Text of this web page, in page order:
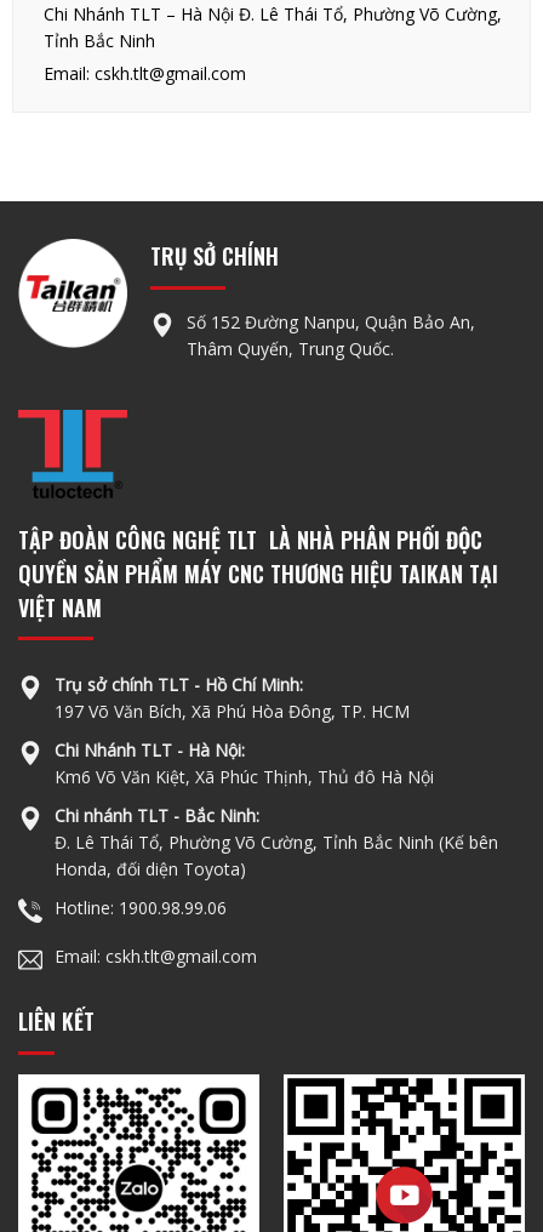
Chi Nhánh TLT – Hà Nội Đ. Lê Thái Tổ, Phường Võ Cường,
Tỉnh Bắc Ninh
Email: cskh.tlt@gmail.com
TRỤ SỞ CHÍNH
Số 152 Đường Nanpu, Quận Bảo An,
Thâm Quyến, Trung Quốc.
TẬP ĐOÀN CÔNG NGHỆ TLT LÀ NHÀ PHÂN PHỐI ĐỘC
QUYỀN SẢN PHẨM MÁY CNC THƯƠNG HIỆU TAIKAN TẠI
VIỆT NAM
Trụ sở chính TLT - Hồ Chí Minh:
197 Võ Văn Bích, Xã Phú Hòa Đông, TP. HCM
Chi Nhánh TLT - Hà Nội:
Km6 Võ Văn Kiệt, Xã Phúc Thịnh, Thủ đô Hà Nội
Chi nhánh TLT - Bắc Ninh:
Đ. Lê Thái Tổ, Phường Võ Cường, Tỉnh Bắc Ninh (Kế bên
Honda, đối diện Toyota)
Hotline: 1900.98.99.06
Email: cskh.tlt@gmail.com
LIÊN KẾT